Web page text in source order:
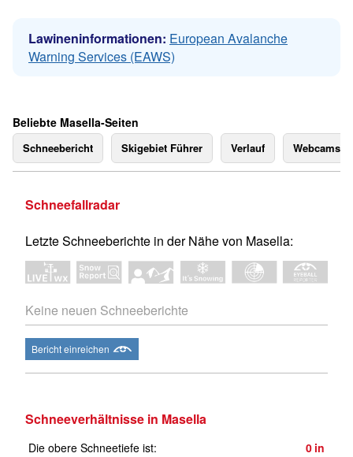
Lawineninformationen: European Avalanche
Warning Services (EAWS)
Beliebte Masella-Seiten
Schneebericht Skigebiet Führer Verlauf Webcams
Schneefallradar
Letzte Schneeberichte in der Nähe von Masella:
Keine neuen Schneeberichte
Bericht einreichen
Schneeverhältnisse in Masella
Die obere Schneetiefe ist: 0 in